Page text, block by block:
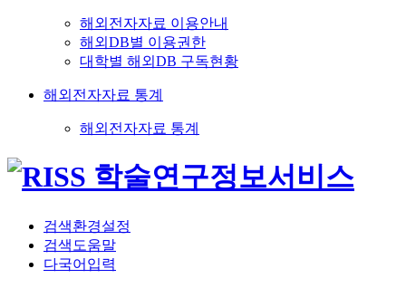
해외전자자료 이용안내
해외DB별 이용권한
대학별 해외DB 구독현황
해외전자자료 통계
해외전자자료 통계
검색환경설정
검색도움말
다국어입력